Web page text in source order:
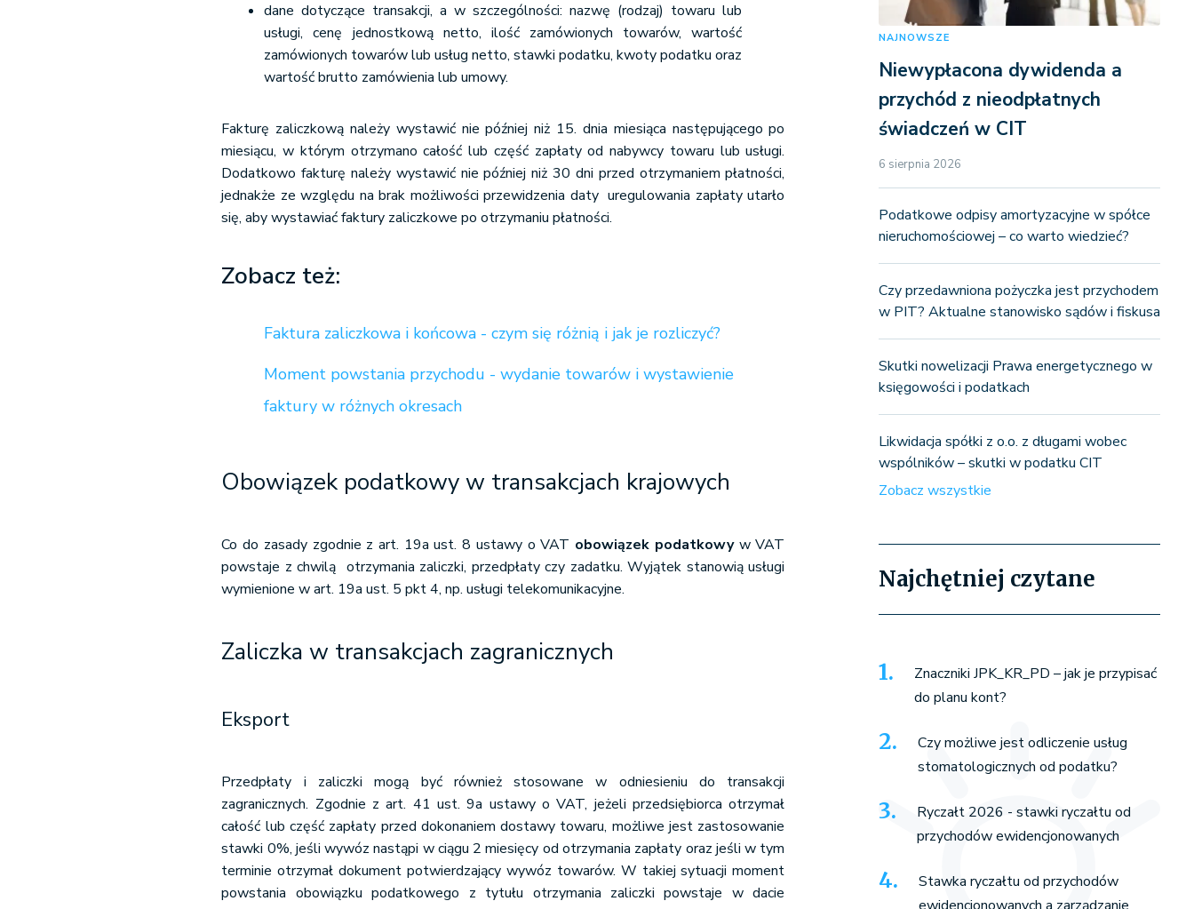
dane dotyczące transakcji, a w szczególności: nazwę (rodzaj) towaru lub
usługi, cenę jednostkową netto, ilość zamówionych towarów, wartość
zamówionych towarów lub usług netto, stawki podatku, kwoty podatku oraz
wartość brutto zamówienia lub umowy.
Fakturę zaliczkową należy wystawić nie później niż 15. dnia miesiąca następującego po
miesiącu, w którym otrzymano całość lub część zapłaty od nabywcy towaru lub usługi.
Dodatkowo fakturę należy wystawić nie później niż 30 dni przed otrzymaniem płatności,
jednakże ze względu na brak możliwości przewidzenia daty uregulowania zapłaty utarło
się, aby wystawiać faktury zaliczkowe po otrzymaniu płatności.
Zobacz też:
Faktura zaliczkowa i końcowa - czym się różnią i jak je rozliczyć?
Moment powstania przychodu - wydanie towarów i wystawienie
faktury w różnych okresach
Obowiązek podatkowy w transakcjach krajowych
Co do zasady zgodnie z art. 19a ust. 8 ustawy o VAT obowiązek podatkowyw VAT
powstaje z chwilą otrzymania zaliczki, przedpłaty czy zadatku. Wyjątek stanowią usługi
wymienione w art. 19a ust. 5 pkt 4, np. usługi telekomunikacyjne.
Zaliczka w transakcjach zagranicznych
Eksport
Przedpłaty i zaliczki mogą być również stosowane w odniesieniu do transakcji
zagranicznych. Zgodnie z art. 41 ust. 9a ustawy o VAT, jeżeli przedsiębiorca otrzymał
całość lub część zapłaty przed dokonaniem dostawy towaru, możliwe jest zastosowanie
stawki 0%, jeśli wywóz nastąpi w ciągu 2 miesięcy od otrzymania zapłaty oraz jeśli w tym
terminie otrzymał dokument potwierdzający wywóz towarów. W takiej sytuacji moment
powstania obowiązku podatkowego z tytułu otrzymania zaliczki powstaje w dacie
NAJNOWSZE
Niewypłacona dywidenda a
przychód z nieodpłatnych
świadczeń w CIT
6 sierpnia 2026
Podatkowe odpisy amortyzacyjne w spółce
nieruchomościowej – co warto wiedzieć?
Czy przedawniona pożyczka jest przychodem
w PIT? Aktualne stanowisko sądów i fiskusa
Skutki nowelizacji Prawa energetycznego w
księgowości i podatkach
Likwidacja spółki z o.o. z długami wobec
wspólników – skutki w podatku CIT
Zobacz wszystkie
Najchętniej czytane
Znaczniki JPK_KR_PD – jak je przypisać
do planu kont?
Czy możliwe jest odliczenie usług
stomatologicznych od podatku?
Ryczałt 2026 - stawki ryczałtu od
przychodów ewidencjonowanych
Stawka ryczałtu od przychodów